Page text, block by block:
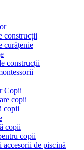
construcții
curățenie
construcții
Copii
copii
copii
copii
copii
accesorii de piscină